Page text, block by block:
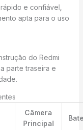
e confiável,
apta para o uso
do Redmi
parte traseira e
Câmera
Principal